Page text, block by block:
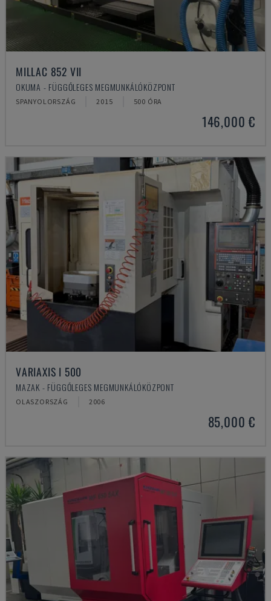
MILLAC 852 VII
OKUMA - FÜGGŐLEGES MEGMUNKÁLÓKÖZPONT
SPANYOLORSZÁG 2015 500 ÓRA
146,000 €
VARIAXIS I 500
MAZAK - FÜGGŐLEGES MEGMUNKÁLÓKÖZPONT
OLASZORSZÁG 2006
85,000 €